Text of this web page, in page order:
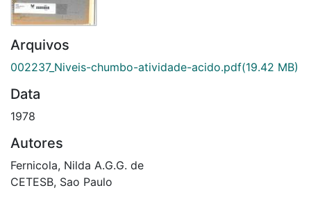
Arquivos
002237_Niveis-chumbo-atividade-acido.pdf(19.42 MB)
Data
1978
Autores
Fernicola, Nilda A.G.G. de
CETESB, Sao Paulo